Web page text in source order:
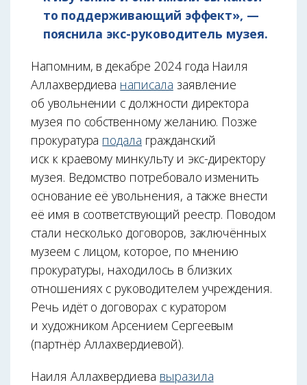
то поддерживающий эффект», —
пояснила экс-руководитель музея.
Напомним, в декабре 2024 года Наиля
Аллахвердиева написала заявление
об увольнении с должности директора
музея по собственному желанию. Позже
прокуратура подала гражданский
иск к краевому минкульту и экс-директору
музея. Ведомство потребовало изменить
основание её увольнения, а также внести
её имя в соответствующий реестр. Поводом
стали несколько договоров, заключённых
музеем с лицом, которое, по мнению
прокуратуры, находилось в близких
отношениях с руководителем учреждения.
Речь идёт о договорах с куратором
и художником Арсением Сергеевым
(партнёр Аллахвердиевой).
Наиля Аллахвердиева выразила